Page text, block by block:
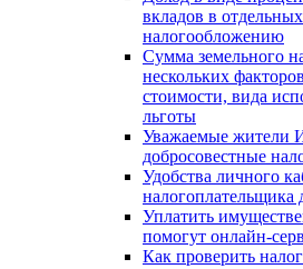
вкладов в
налогообложению
Сумма земельного
нескольких
стоимости, вида
льготы
Уважаемые жители
добросовестные
Удобства личного
налогоплательщика
Уплатить
помогут онлайн-
Как проверить